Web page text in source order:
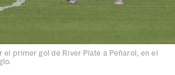
el primer gol de River Plate a Peñarol, en el